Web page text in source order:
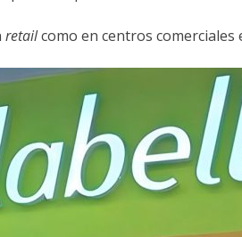
retailcomo en centros